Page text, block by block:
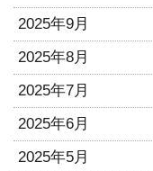
2025年9月
2025年8月
2025年7月
2025年6月
2025年5月